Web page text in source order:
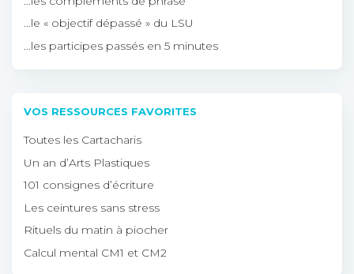
…le « objectif dépassé » du LSU
…les participes passés en 5 minutes
VOS RESSOURCES FAVORITES
Toutes les Cartacharis
Un an d’Arts Plastiques
101 consignes d’écriture
Les ceintures sans stress
Rituels du matin à piocher
Calcul mental CM1 et CM2